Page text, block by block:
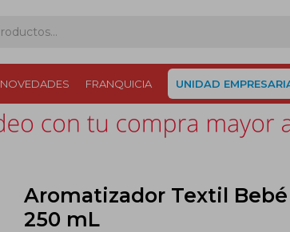
NOVEDADES FRANQUICIA UNIDAD
Aromatizador Textil Bebé
250 mL